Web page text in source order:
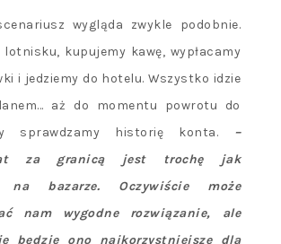
wygląda zwykle podobnie.
lotnisku, kupujemy kawę, wypłacamy
i jedziemy do hotelu. Wszystko idzie
aż do momentu powrotu do
sprawdzamy historię konta. –
za granicą jest trochę jak
na bazarze. Oczywiście może
nam wygodne rozwiązanie, ale
będzie ono najkorzystniejsze dla